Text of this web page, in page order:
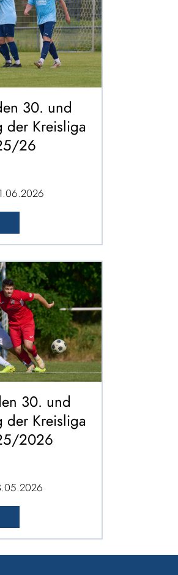
30. und
der Kreisliga
26
30. und
der Kreisliga
2026